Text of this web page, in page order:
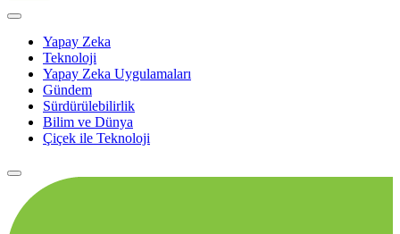
Yapay Zeka
Teknoloji
Yapay Zeka Uygulamaları
Gündem
Sürdürülebilirlik
Bilim ve Dünya
Çiçek ile Teknoloji